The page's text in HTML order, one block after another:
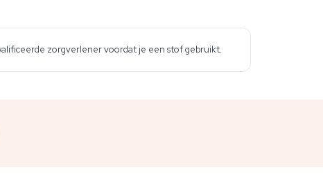
zorgverlener voordat je een stof gebruikt.